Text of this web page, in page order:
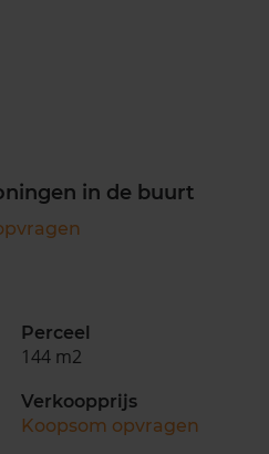
in de buurt
Perceel
144 m2
Verkoopprijs
Koopsom opvragen